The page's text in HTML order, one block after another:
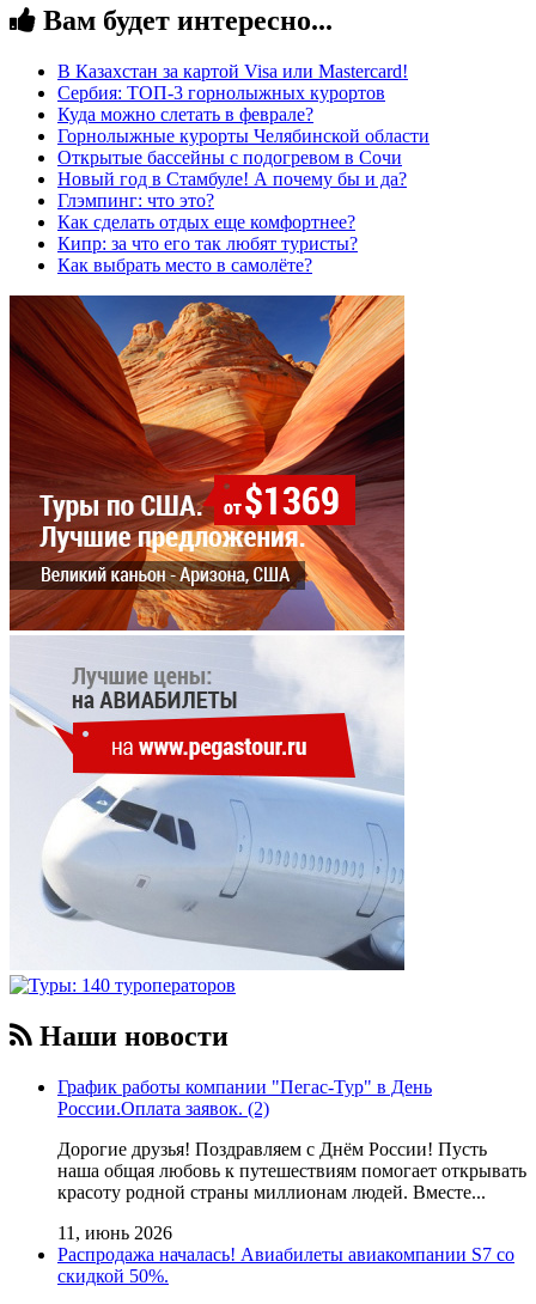
Вам будет интересно...
В Казахстан за картой Visa или Masterсard!
Сербия: ТОП-3 горнолыжных курортов
Куда можно слетать в феврале?
Горнолыжные курорты Челябинской области
Открытые бассейны с подогревом в Сочи
Новый год в Стамбуле! А почему бы и да?
Глэмпинг: что это?
Как сделать отдых еще комфортнее?
Кипр: за что его так любят туристы?
Как выбрать место в самолёте?
Наши новости
График работы компании "Пегас-Тур" в День
России.Оплата заявок. (2)
Дорогие друзья! Поздравляем с Днём России! Пусть
наша общая любовь к путешествиям помогает открывать
красоту родной страны миллионам людей. Вместе...
11, июнь 2026
Распродажа началась! Авиабилеты авиакомпании S7 со
скидкой 50%.